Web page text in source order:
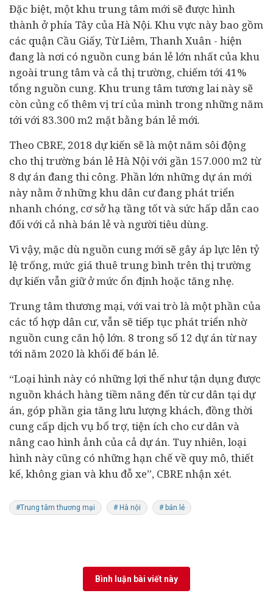
Đặc biệt, một khu trung tâm mới sẽ được hình
thành ở phía Tây của Hà Nội. Khu vực này bao gồm
các quận Cầu Giấy, Từ Liêm, Thanh Xuân - hiện
đang là nơi có nguồn cung bán lẻ lớn nhất của khu
ngoài trung tâm và cả thị trường, chiếm tới 41%
tổng nguồn cung. Khu trung tâm tương lai này sẽ
còn củng cố thêm vị trí của mình trong những năm
tới với 83.300 m2 mặt bằng bán lẻ mới.
Theo CBRE, 2018 dự kiến sẽ là một năm sôi động
cho thị trường bán lẻ Hà Nội với gần 157.000 m2 từ
8 dự án đang thi công. Phần lớn những dự án mới
này nằm ở những khu dân cư đang phát triển
nhanh chóng, cơ sở hạ tầng tốt và sức hấp dẫn cao
đối với cả nhà bán lẻ và ngườitiêu dùng.
Vì vậy, mặc dù nguồn cung mới sẽ gây áp lực lên tỷ
lệ trống, mức giá thuê trung bình trên thị trường
dự kiến vẫn giữ ở mức ổn định hoặc tăng nhẹ.
Trung tâm thương mại, với vai trò là một phần của
các tổ hợp dân cư, vẫn sẽ tiếp tục phát triển nhờ
nguồn cung căn hộ lớn. 8 trong số 12 dự án từ nay
tới năm 2020 là khối đế bán lẻ.
“Loại hình này có những lợi thế như tận dụng được
nguồn khách hàng tiềm năng đến từ cư dân tại dự
án, góp phần gia tăng lưu lượng khách, đồng thời
cung cấp dịch vụ bổ trợ, tiện ích cho cư dân và
nâng cao hình ảnh của cả dự án. Tuy nhiên, loại
hình này cũng có những hạn chế về quy mô, thiết
kế, không gian và khu đỗ xe”, CBRE nhận xét.
#Trung tâm thương mại # Hà nội # bán lẻ
Bình luận bài viết này